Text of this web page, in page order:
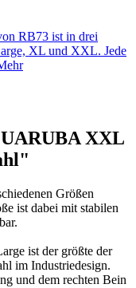
RB73 ist in drei
XL und XXL. Jede
XXL
Größen
ist dabei mit stabilen
ist der größte der
im Industriedesign.
und dem rechten Bein